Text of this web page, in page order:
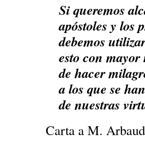
Si queremos
apóstoles y los
debemos
esto con
de hacer
a los que se
de nuestras
Carta a M.